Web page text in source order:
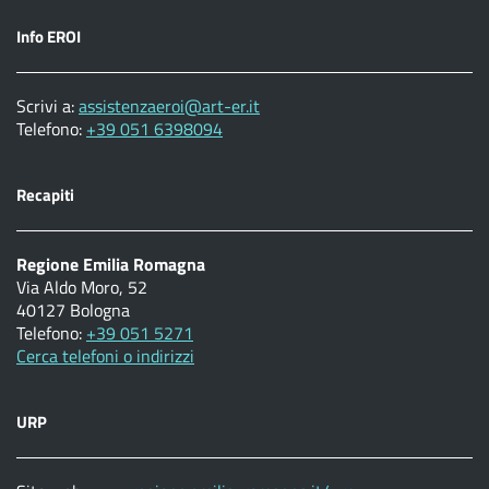
Info EROI
Scrivi a:assistenzaeroi@art-er.it
Telefono: +39 051 6398094
Recapiti
Regione Emilia Romagna
Via Aldo Moro, 52
40127 Bologna
Telefono: +39 051 5271
Cerca telefoni o indirizzi
URP